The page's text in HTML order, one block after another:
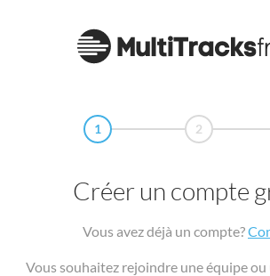
1 2
Créer un compte
Vous avez déjà un compte?
Vous souhaitez rejoindre une équipe